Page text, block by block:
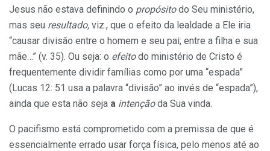
Jesus não estava definindo o propósitodo Seu ministério,
mas seu resultado, viz., que o efeito da lealdade a Ele iria
“causar divisão entre o homem e seu pai; entre a filha e sua
mãe…” (v. 35). Ou seja: o efeitodo ministério de Cristo é
frequentemente dividir famílias como por uma “espada”
(Lucas 12: 51 usa a palavra “divisão” ao invés de “espada”),
ainda que esta não seja a intençãoda Sua vinda.
O pacifismo está comprometido com a premissa de que é
essencialmente errado usar força física, pelo menos até ao